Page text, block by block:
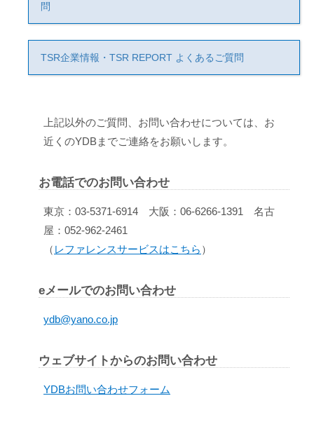
問
TSR企業情報・TSR REPORT よくあるご質問
上記以外のご質問、お問い合わせについては、お
近くのYDBまでご連絡をお願いします。
お電話でのお問い合わせ
東京：03-5371-6914 大阪：06-6266-1391 名古
屋：052-962-2461
（ レファレンスサービスはこちら ）
eメールでのお問い合わせ
ydb@yano.co.jp
ウェブサイトからのお問い合わせ
YDBお問い合わせフォーム